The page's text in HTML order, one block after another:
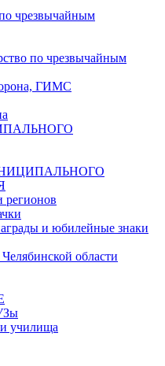
чрезвычайным
по чрезвычайным
ГИМС
регионов
и юбилейные знаки
области
училища